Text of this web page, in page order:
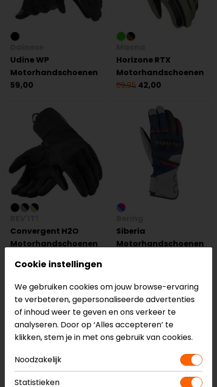
Udine WP
Motorhandschoenen
59,00
Horizone RTX
Motorhandschoenen
69,95 42,00
Convergent H2O
Motorhandschoenen
Siberia
Motorhandschoenen
-40%
Cookie instellingen
We gebruiken cookies om jouw browse-ervaring
te verbeteren, gepersonaliseerde advertenties
of inhoud weer te geven en ons verkeer te
analyseren. Door op ‘Alles accepteren’ te
klikken, stem je in met ons gebruik van cookies.
Noodzakelijk
Statistieken